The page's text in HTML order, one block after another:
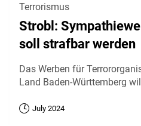
Terrorismus
Strobl:
soll strafbar werden
Das Werben für
Land Baden-Württemberg
July 2024